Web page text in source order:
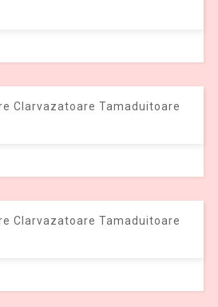
Clarvazatoare Tamaduitoare
Clarvazatoare Tamaduitoare